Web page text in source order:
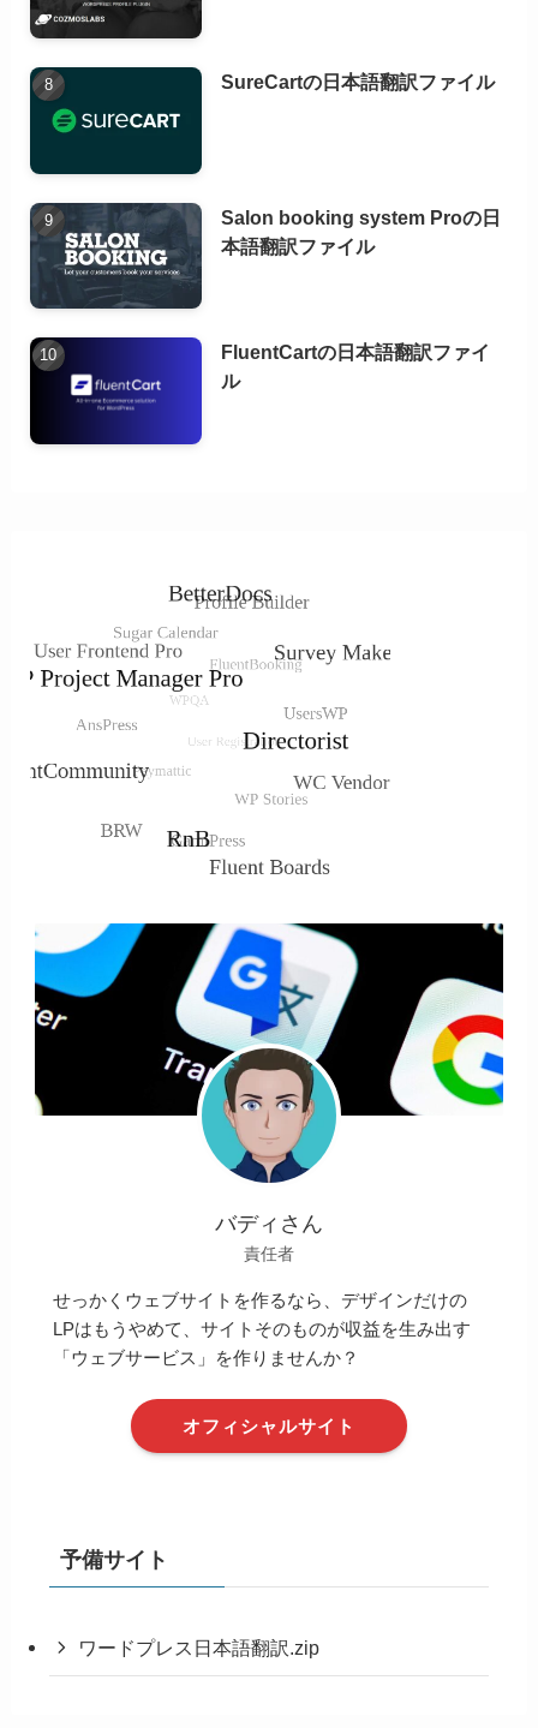
SureCartの日本語翻訳ファイル
Salon booking system Proの日
本語翻訳ファイル
FluentCartの日本語翻訳ファイ
ル
バディさん
責任者
せっかくウェブサイトを作るなら、デザインだけの
LPはもうやめて、サイトそのものが収益を生み出す
「ウェブサービス」を作りませんか？
オフィシャルサイト
予備サイト
ワードプレス日本語翻訳.zip